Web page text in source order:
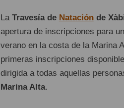
La Travesía de Nataciónde
apertura de inscripciones para
verano en la costa de la Marina
primeras inscripciones
dirigida a todas aquellas
Marina Alta.